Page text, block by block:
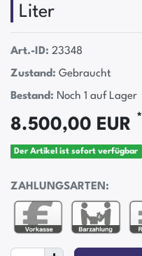
Liter
Art.-ID: 23348
Zustand: Gebraucht
Bestand: Noch 1 auf Lager
8.500,00 EUR *
Der Artikel ist sofort verfügbar
ZAHLUNGSARTEN: